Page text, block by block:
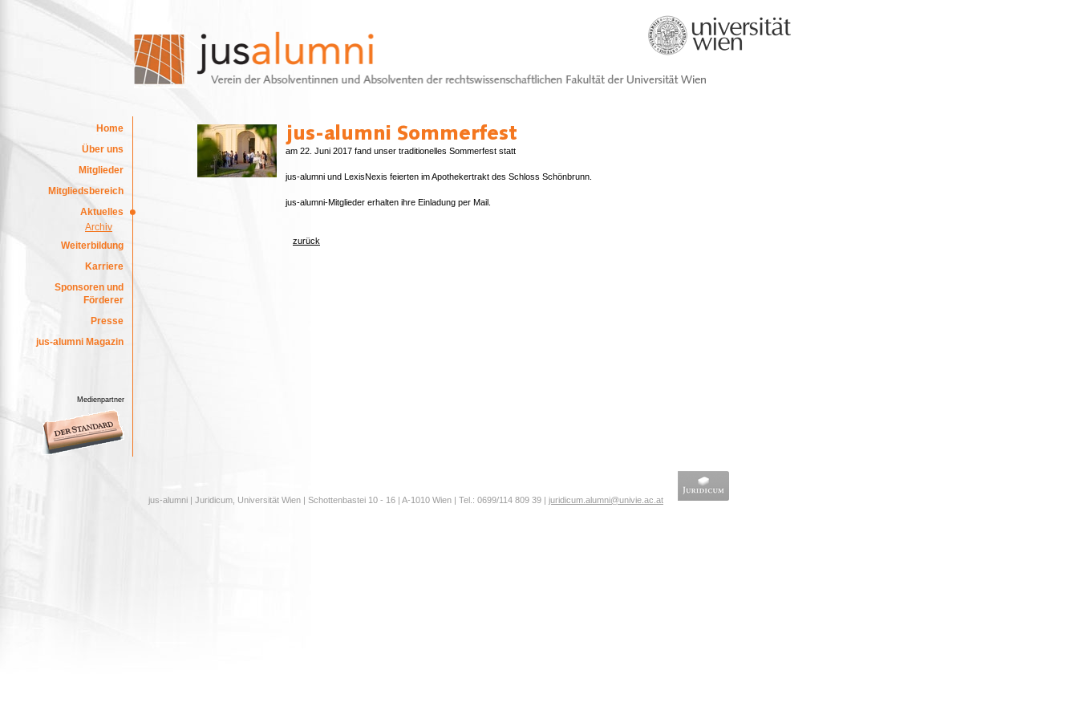
Home
Über uns
Mitglieder
Mitgliedsbereich
Aktuelles
Archiv
Weiterbildung
Karriere
Sponsoren und
Förderer
Presse
jus-alumni Magazin
Medienpartner
am 22. Juni 2017 fand unser traditionelles Sommerfest statt
jus-alumni und LexisNexis feierten im Apothekertrakt des Schloss Schönbrunn.
jus-alumni-Mitglieder erhalten ihre Einladung per Mail.
zurück
jus-alumni | Juridicum, Universität Wien | Schottenbastei 10 - 16 | A-1010 Wien | Tel.: 0699/114 809 39 | juridicum.alumni@univie.ac.at